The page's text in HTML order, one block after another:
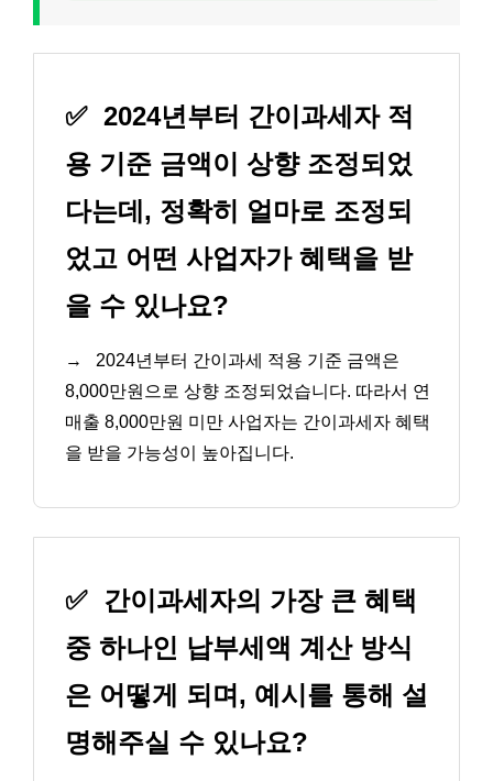
✅ 2024년부터 간이과세자 적
용 기준 금액이 상향 조정되었
다는데, 정확히 얼마로 조정되
었고 어떤 사업자가 혜택을 받
을 수 있나요?
→
2024년부터 간이과세 적용 기준 금액은
8,000만원으로 상향 조정되었습니다. 따라서 연
매출 8,000만원 미만 사업자는 간이과세자 혜택
을 받을 가능성이 높아집니다.
✅
간이과세자의 가장 큰 혜택
중 하나인 납부세액 계산 방식
은 어떻게 되며, 예시를 통해 설
명해주실 수 있나요?